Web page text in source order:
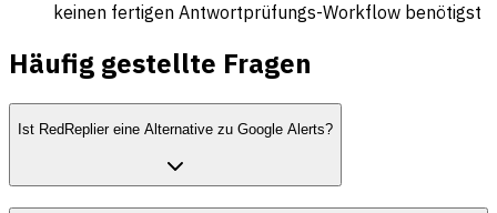
keinen fertigen Antwortprüfungs-Workflow benötigst
Häufig gestellte Fragen
Ist RedReplier eine Alternative zu Google Alerts?